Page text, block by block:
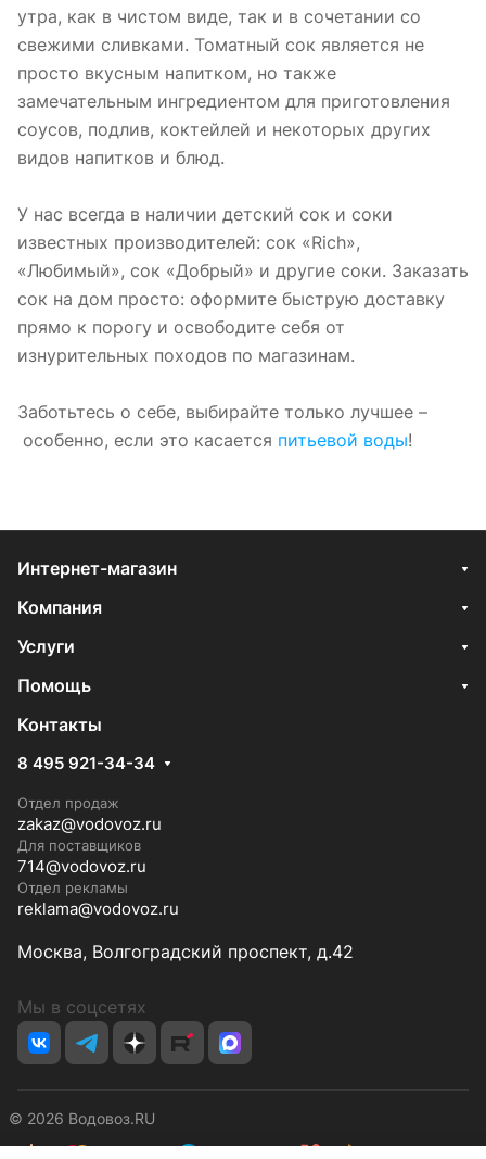
утра, как в чистом виде, так и в сочетании со
свежими сливками. Томатный сок является не
просто вкусным напитком, но также
замечательным ингредиентом для приготовления
соусов, подлив, коктейлей и некоторых других
видов напитков и блюд.
У нас всегда в наличии детский сок и соки
известных производителей: сок «Rich»,
«Любимый», сок «Добрый» и другие соки. Заказать
сок на дом просто: оформите быструю доставку
прямо к порогу и освободите себя от
изнурительных походов по магазинам.
Заботьтесь о себе, выбирайте только лучшее –
особенно, если это касается питьевой воды!
Интернет-магазин
Компания
Услуги
Помощь
Контакты
8 495 921-34-34
Отдел продаж
zakaz@vodovoz.ru
Для поставщиков
714@vodovoz.ru
Отдел рекламы
reklama@vodovoz.ru
Москва, Волгоградский проспект, д.42
Мы в соцсетях
© 2026 Водовоз.RU